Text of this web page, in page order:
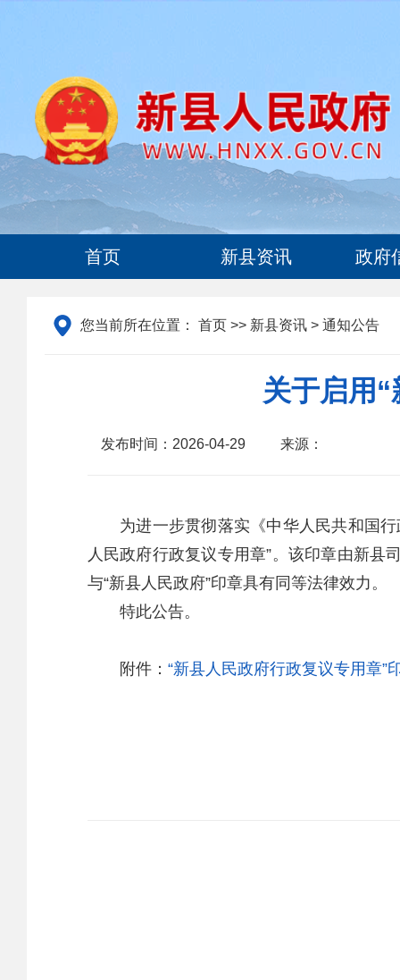
首页 新县资讯 政府
您当前所在位置： 首页 >> 新县资讯 > 通知公告
关于启用
发布时间：2026-04-29 来源：
为进一步贯彻落实《中华人民共和国行
人民政府行政复议专用章”。该印章由新
与“新县人民政府”印章具有同等法律效力。
特此公告。
附件： “新县人民政府行政复议专用章”